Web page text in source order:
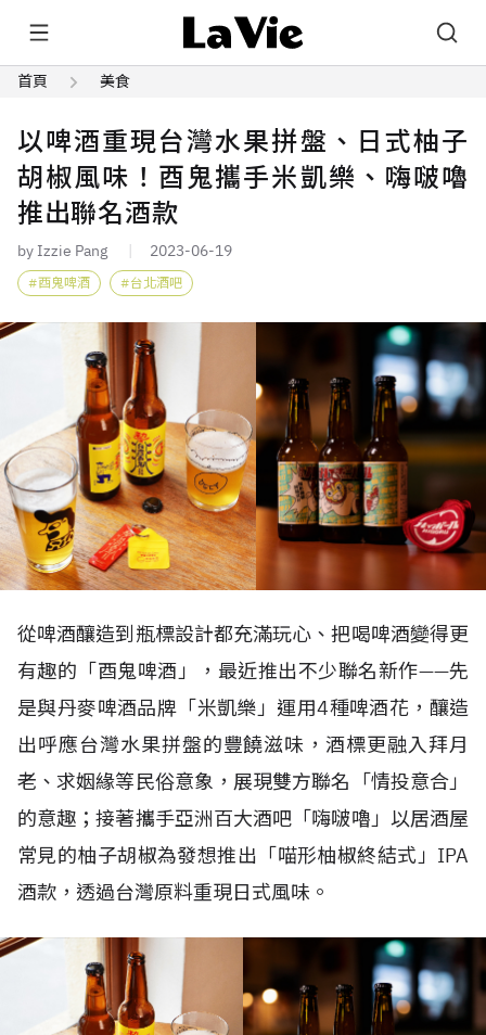
首頁 美食
以啤酒重現台灣水果拼盤、日式柚子
胡椒風味！酉鬼攜手米凱樂、嗨啵嚕
推出聯名酒款
by Izzie Pang 2023-06-19
酉鬼啤酒 台北酒吧
從啤酒釀造到瓶標設計都充滿玩心、把喝啤酒變得更
有趣的「酉鬼啤酒」，最近推出不少聯名新作——先
是與丹麥啤酒品牌「米凱樂」運用4種啤酒花，釀造
出呼應台灣水果拼盤的豐饒滋味，酒標更融入拜月
老、求姻緣等民俗意象，展現雙方聯名「情投意合」
的意趣；接著攜手亞洲百大酒吧「嗨啵嚕」以居酒屋
常見的柚子胡椒為發想推出「喵形柚椒終結式」IPA
酒款，透過台灣原料重現日式風味。